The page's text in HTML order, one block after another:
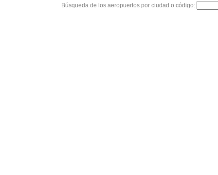
Búsqueda de los aeropuertos por ciudad o código: